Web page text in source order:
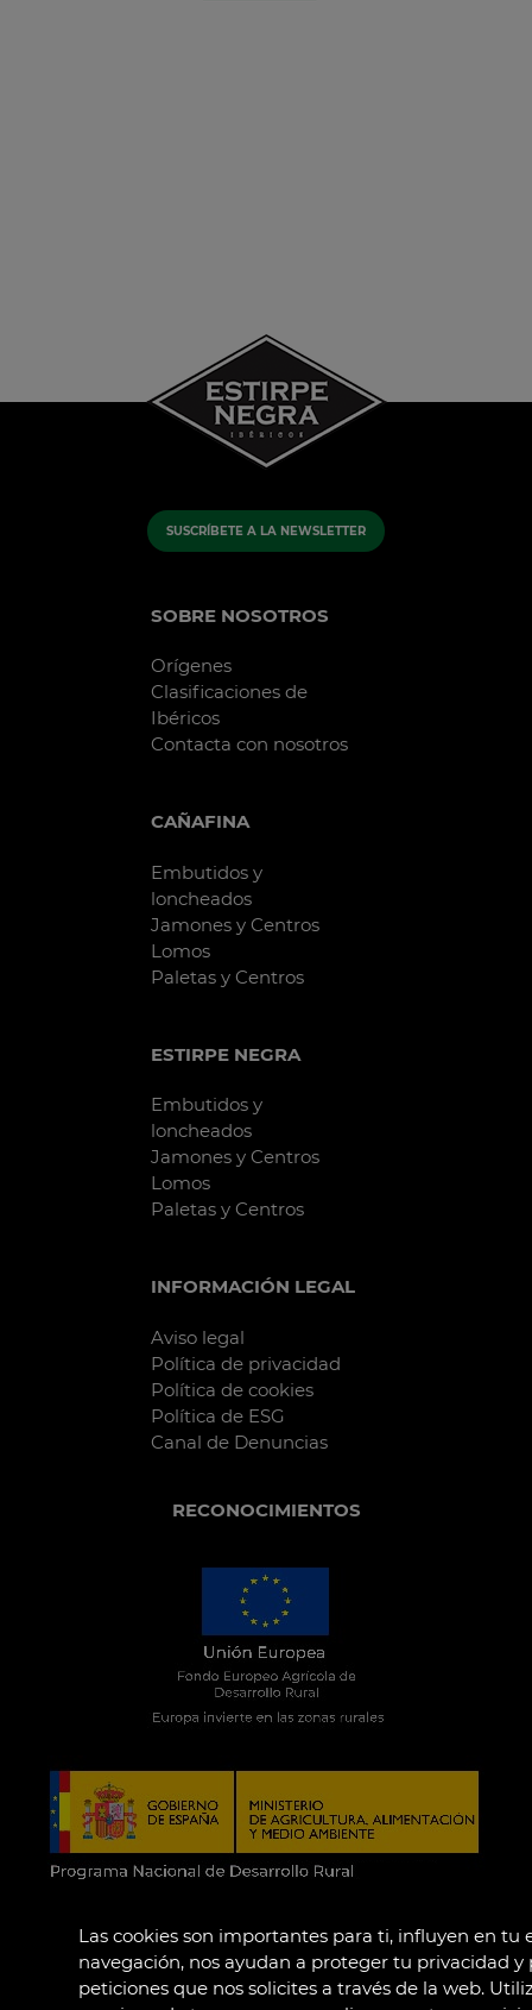
SUSCRÍBETE A LA NEWSLETTER
SOBRE NOSOTROS
Orígenes
Clasificaciones de
Ibéricos
Contacta con nosotros
CAÑAFINA
Embutidos y
loncheados
Jamones y Centros
Lomos
Paletas y Centros
ESTIRPE NEGRA
Embutidos y
loncheados
Jamones y Centros
Lomos
Paletas y Centros
INFORMACIÓN LEGAL
Aviso legal
Política de privacidad
Política de cookies
Política de ESG
Canal de Denuncias
RECONOCIMIENTOS
Las cookies son importantes para ti, influyen en tu
navegación, nos ayudan a proteger tu privacidad
peticiones que nos solicites a través de la web.